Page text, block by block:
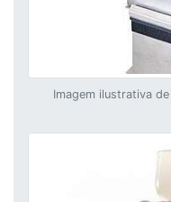
Imagem ilustrativa